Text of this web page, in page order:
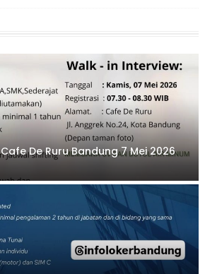
De Ruru Bandung 7 Mei 2026